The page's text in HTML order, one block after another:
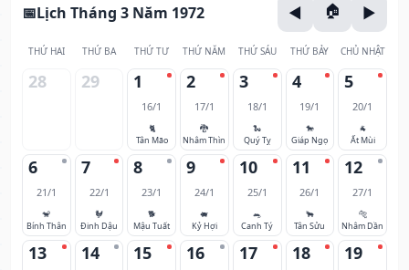
Lịch Tháng 3 Năm 1972
THỨ HAI THỨ BA THỨ TƯ THỨ NĂM THỨ SÁU THỨ BẢY CHỦ NHẬT
28 29 1
16/1
🐈
Tân Mão
2
17/1
🐉
Nhâm Thìn
3
18/1
🐍
Quý Tỵ
4
19/1
🐎
Giáp Ngọ
5
20/1
🐐
Ất Mùi
6
21/1
🐒
Bính Thân
7
22/1
🐓
Đinh Dậu
8
23/1
🐕
Mậu Tuất
9
24/1
🐖
Kỷ Hợi
10
25/1
🐀
Canh Tý
11
26/1
🐂
Tân Sửu
12
27/1
🐅
Nhâm Dần
13 14 15 16 17 18 19